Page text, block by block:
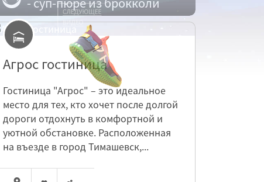
Агрос гостиница
Гостиница "Агрос" – это идеальное
место для тех, кто хочет после долгой
дороги отдохнуть в комфортной и
уютной обстановке. Расположенная
на въезде в город Тимашевск,...